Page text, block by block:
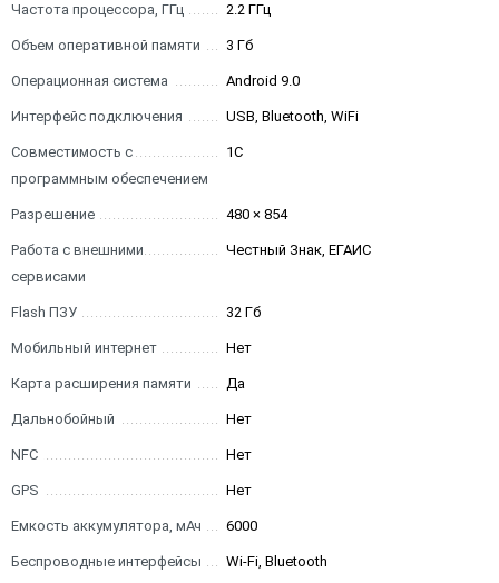
Частота процессора, ГГц 2.2 ГГц
Объем оперативной памяти 3 Гб
Операционная система Android 9.0
Интерфейс подключения USB, Bluetooth, WiFi
Совместимость с
программным обеспечением
1С
Разрешение 480 × 854
Работа с внешними
сервисами
Честный Знак, ЕГАИС
Flash ПЗУ 32 Гб
Мобильный интернет Нет
Карта расширения памяти Да
Дальнобойный Нет
NFC Нет
GPS Нет
Емкость аккумулятора, мАч 6000
Беспроводные интерфейсы Wi-Fi, Bluetooth